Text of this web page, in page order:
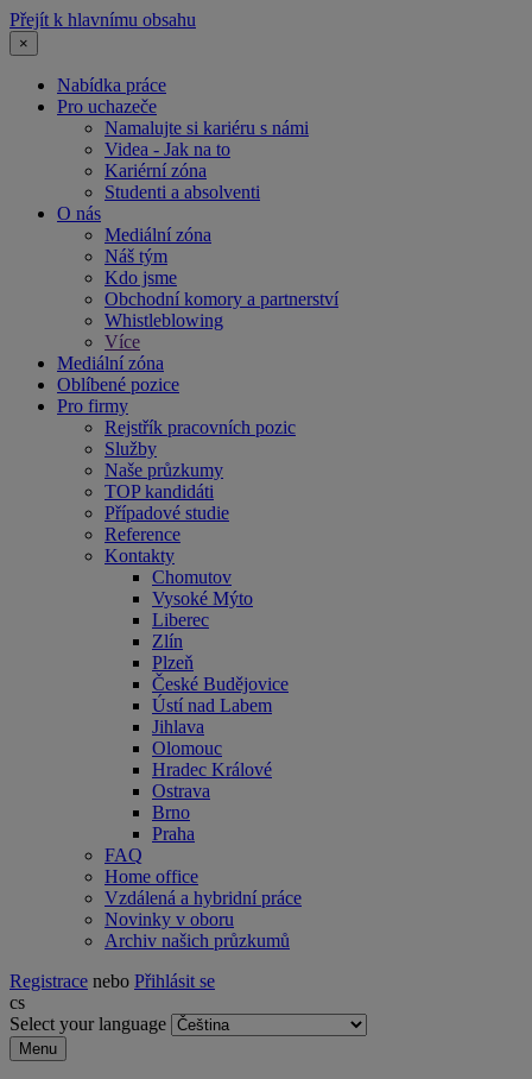
Přejít k hlavnímu obsahu
×
Nabídka práce
Pro uchazeče
Namalujte si kariéru s námi
Videa - Jak na to
Kariérní zóna
Studenti a absolventi
O nás
Mediální zóna
Náš tým
Kdo jsme
Obchodní komory a partnerství
Whistleblowing
Více
Mediální zóna
Oblíbené pozice
Pro firmy
Rejstřík pracovních pozic
Služby
Naše průzkumy
TOP kandidáti
Případové studie
Reference
Kontakty
Chomutov
Vysoké Mýto
Liberec
Zlín
Plzeň
České Budějovice
Ústí nad Labem
Jihlava
Olomouc
Hradec Králové
Ostrava
Brno
Praha
FAQ
Home office
Vzdálená a hybridní práce
Novinky v oboru
Archiv našich průzkumů
Registrace nebo Přihlásit se
cs
Select your language
Menu